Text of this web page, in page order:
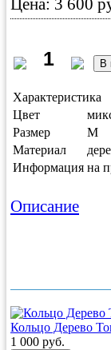
Цена: 3 600
Характеристика
Цвет
Размер
M
Материал
Информация на
Описание
Кольцо Дерево
1 000 руб.